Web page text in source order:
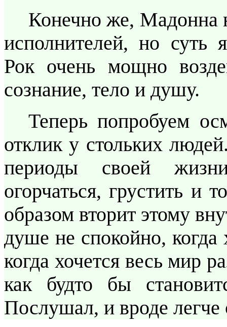
Конечно же, Мадонна
исполнителей, но суть
Рок очень мощно
сознание, тело и душу.
Теперь попробуем
отклик у стольких
периоды своей
огорчаться, грустить и
образом вторит этому
душе не спокойно,
когда хочется весь мир
как будто бы
Послушал, и вроде легче